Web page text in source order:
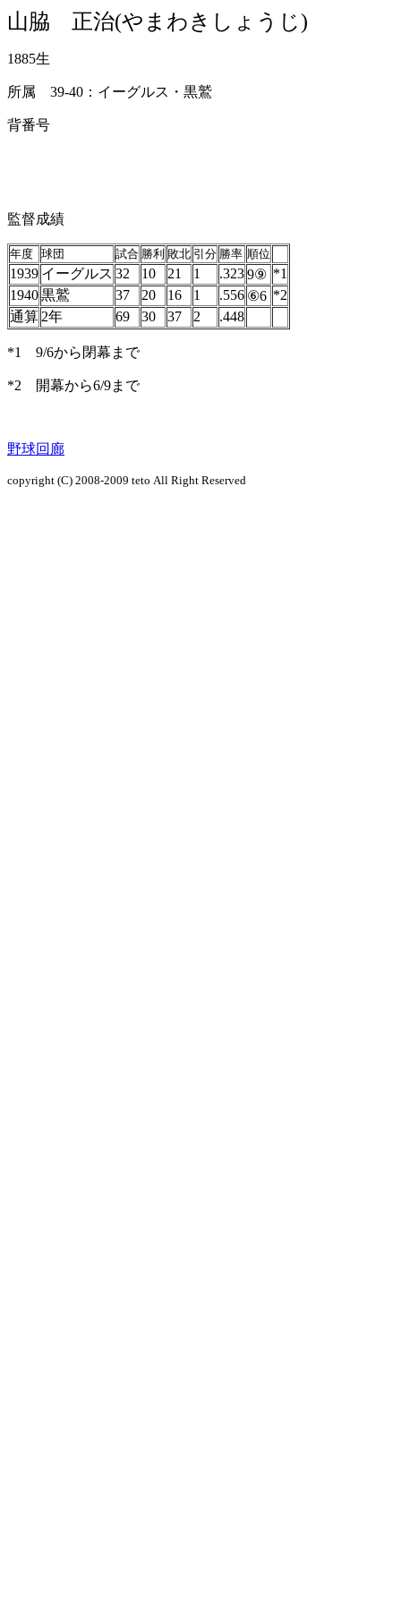
山脇 正治(やまわきしょうじ)
1885生
所属 39-40：イーグルス・黒鷲
背番号
監督成績
年度 球団 試合 勝利 敗北 引分 勝率 順位
1939 イーグルス 32 10 21 1 .3239⑨ *1
1940黒鷲 37 20 16 1 .556 ⑥6 *2
通算 2年 69 30 37 2 .448
*1 9/6から閉幕まで
*2 開幕から6/9まで
野球回廊
copyright (C) 2008-2009 teto All Right Reserved